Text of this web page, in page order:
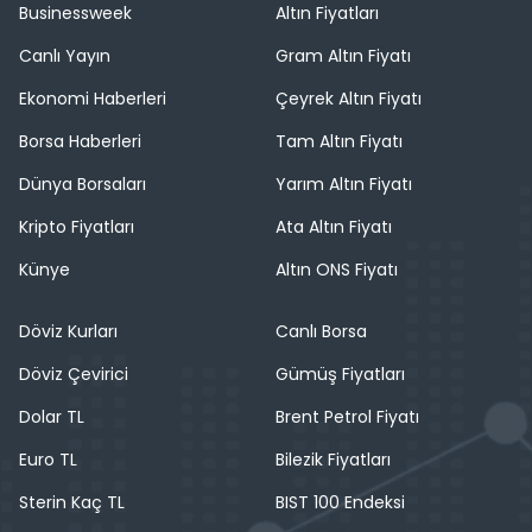
Businessweek
Canlı Yayın
Ekonomi Haberleri
Borsa Haberleri
Dünya Borsaları
Kripto Fiyatları
Künye
Altın Fiyatları
Gram Altın Fiyatı
Çeyrek Altın Fiyatı
Tam Altın Fiyatı
Yarım Altın Fiyatı
Ata Altın Fiyatı
Altın ONS Fiyatı
Döviz Kurları
Döviz Çevirici
Dolar TL
Euro TL
Sterin Kaç TL
Canlı Borsa
Gümüş Fiyatları
Brent Petrol Fiyatı
Bilezik Fiyatları
BIST 100 Endeksi